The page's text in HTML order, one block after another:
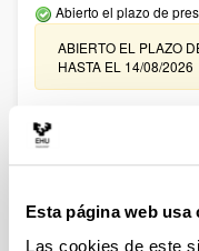
Esta página web usa
Las cookies de este
Abierto el plazo de
ABIERTO EL PLAZO
HASTA EL 14/08/2026
Ayudas para
infraestructura
UPV/EHU 2026
25/03/2026:
solicitudes admitidas